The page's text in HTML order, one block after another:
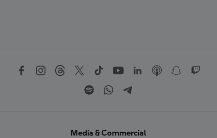
Media & Commercial